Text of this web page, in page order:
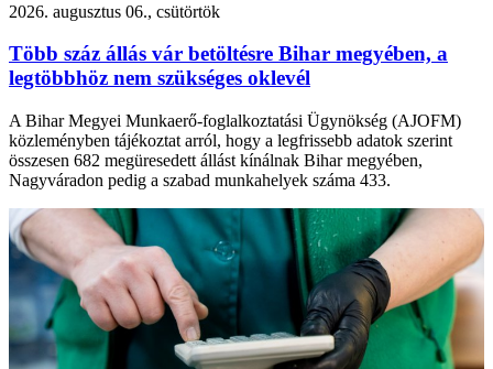
2026. augusztus 06., csütörtök
Több száz állás vár betöltésre Bihar megyében, a
legtöbbhöz nem szükséges oklevél
A Bihar Megyei Munkaerő-foglalkoztatási Ügynökség (AJOFM)
közleményben tájékoztat arról, hogy a legfrissebb adatok szerint
összesen 682 megüresedett állást kínálnak Bihar megyében,
Nagyváradon pedig a szabad munkahelyek száma 433.